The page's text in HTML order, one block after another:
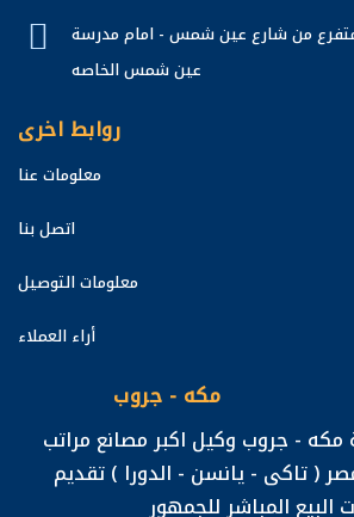
من شارع عين شمس - امام مدرسة
عين شمس الخاصه
روابط اخرى
معلومات عنا
اتصل بنا
معلومات التوصيل
أراء العملاء
مكه - جروب
- جروب وكيل اكبر مصانع مراتب
( تاكى - يانسن - الدورا ) تقديم
البيع المباشر للجمهور